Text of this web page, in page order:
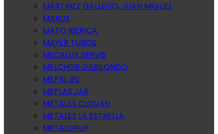
MARTINEZ GALLEGO, JUAN MIGUEL
MARUX
MATO IBERICA
MAYER TUBOS
MECALUX SERVIS
MELCHOR GABILONDO
MEPAL BV
MEPLAS JAR
METALES CLOVAN
METALES LA ESTRELLA
METALGRUP